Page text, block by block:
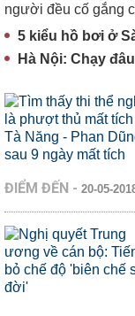
người đều cố gắng
5 kiểu hồ bơi ở
Hà Nội: Chạy
ĐIỂM ĐẾN - 20-05-